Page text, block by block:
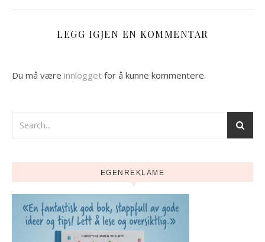
LEGG IGJEN EN KOMMENTAR
Du må være innlogget for å kunne kommentere.
EGENREKLAME